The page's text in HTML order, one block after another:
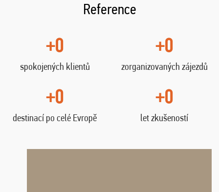
Reference
+0
spokojených klientů
+0
zorganizovaných zájezdů
+0
destinací po celé Evropě
+0
let zkušeností